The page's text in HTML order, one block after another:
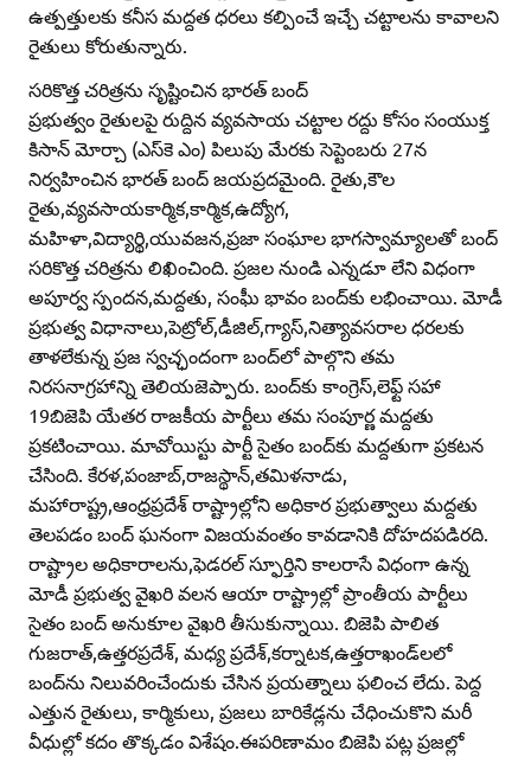
ఉత్పత్తులకు కనీస మద్దత ధరలు కల్పించే ఇచ్చే చట్టాలను కావాలని
రైతులు కోరుతున్నారు.
సరికొత్త చరిత్రను సృష్టించిన భారత్‌ బంద్‌
ప్రభుత్వం రైతులపై రుద్దిన వ్యవసాయ చట్టాల రద్దు కోసం సంయుక్త
కిసాన్‌ మోర్చా (ఎస్‌కె ఎం) పిలుపు మేరకు సెప్టెంబరు 27న
నిర్వహించిన భారత్‌ బంద్‌ జయప్రదమైంది. రైతు,కౌల
రైతు,వ్యవసాయకార్మిక,కార్మిక,ఉద్యోగ,
మహిళా,విద్యార్థి,యువజన,ప్రజా సంఘాల భాగస్వామ్యాలతో బంద్‌
సరికొత్త చరిత్రను లిఖించింది. ప్రజల నుండి ఎన్నడూ లేని విధంగా
అపూర్వ స్పందన,మద్దతు, సంఫీు భావం బంద్‌కు లభించాయి. మోడీ
ప్రభుత్వ విధానాలు,పెట్రోల్‌,డీజిల్‌,గ్యాస్‌,నిత్యావసరాల ధరలకు
తాళలేకున్న ప్రజ స్వచ్ఛందంగా బంద్‌లో పాల్గొని తమ
నిరసనాగ్రహాన్ని తెలియజెప్పారు. బంద్‌కు కాంగ్రెస్‌,లెఫ్ట్‌ సహా
19బిజెపి యేతర రాజకీయ పార్టీలు తమ సంపూర్ణ మద్దతు
ప్రకటించాయి. మావోయిస్టు పార్టీ సైతం బంద్‌కు మద్దతుగా ప్రకటన
చేసింది. కేరళ,పంజాబ్‌,రాజస్థాన్‌,తమిళనాడు,
మహారాష్ట్ర,ఆంధ్రప్రదేశ్‌ రాష్ట్రాల్లోని అధికార ప్రభుత్వాలు మద్దతు
తెలపడం బంద్‌ ఘనంగా విజయవంతం కావడానికి దోహదపడిరది.
రాష్ట్రాల అధికారాలను,ఫెడరల్‌ స్ఫూర్తిని కాలరాసే విధంగా ఉన్న
మోడీ ప్రభుత్వ వైఖరి వలన ఆయా రాష్ట్రాల్లో ప్రాంతీయ పార్టీలు
సైతం బంద్‌ అనుకూల వైఖరి తీసుకున్నాయి. బిజెపి పాలిత
గుజరాత్‌,ఉత్తరప్రదేశ్‌, మధ్య ప్రదేశ్‌,కర్నాటక,ఉత్తరాఖండ్‌లలో
బంద్‌ను నిలువరించేందుకు చేసిన ప్రయత్నాలు ఫలించ లేదు. పెద్ద
ఎత్తున రైతులు, కార్మికులు, ప్రజలు బారికేడ్లను చేధించుకొని మరీ
వీధుల్లో కదం తొక్కడం విశేషం.ఈపరిణామం బిజెపి పట్ల ప్రజల్లో